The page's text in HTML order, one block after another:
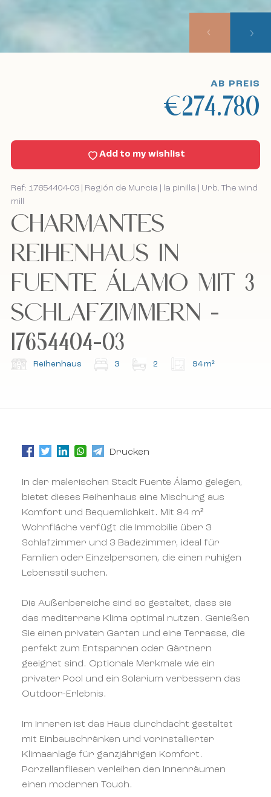
Sell With Us
Nachricht
Kontakt
Datenschutzrichtlinie und die Allgemeinen
Datenschutzrichtlinie und die Allgemeinen
Ref: 17654404-03 | Región de Murcia | la pinilla | Urb. The wind
mill
CHARMANTES
REIHENHAUS IN
FUENTE ÁLAMO MIT 3
SCHLAFZIMMERN -
17654404-03
Reihenhaus 3 2 94 m²
AB PREIS
€274.780
Add to my wishlist
Drucken
In der malerischen Stadt Fuente Álamo gelegen,
bietet dieses Reihenhaus eine Mischung aus
Komfort und Bequemlichkeit. Mit 94 m²
Wohnfläche verfügt die Immobilie über 3
Schlafzimmer und 3 Badezimmer, ideal für
Familien oder Einzelpersonen, die einen ruhigen
Lebensstil suchen.
Die Außenbereiche sind so gestaltet, dass sie
das mediterrane Klima optimal nutzen. Genießen
Sie einen privaten Garten und eine Terrasse, die
perfekt zum Entspannen oder Gärtnern
geeignet sind. Optionale Merkmale wie ein
privater Pool und ein Solarium verbessern das
Outdoor-Erlebnis.
Im Inneren ist das Haus durchdacht gestaltet
mit Einbauschränken und vorinstallierter
Klimaanlage für ganzjährigen Komfort.
Porzellanfliesen verleihen den Innenräumen
einen modernen Touch.